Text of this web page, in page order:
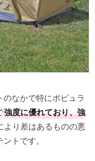
のなかで特にポピュラ
強度に優れており、強
より差はあるものの悪
トです。